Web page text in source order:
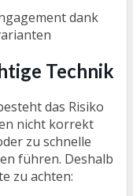
dank
Technik
das Risiko
nicht korrekt
zu schnelle
führen. Deshalb
zu achten: